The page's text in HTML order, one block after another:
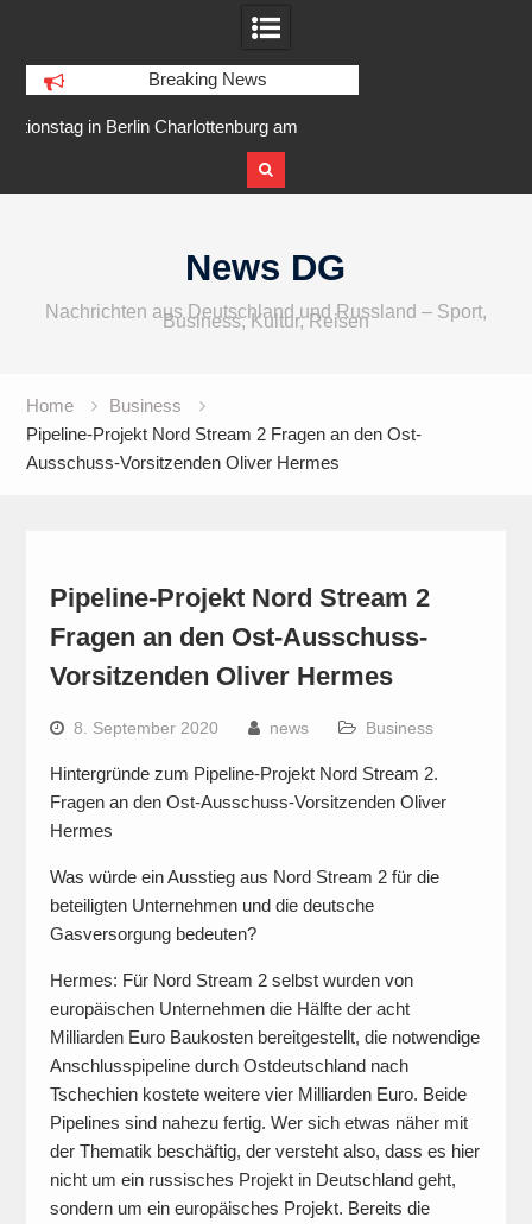
Breaking News
am
IFA 2026 Audio wird größer,
internationaler und vielfältiger
News DG
Nachrichten aus Deutschland und Russland – Sport,
Business, Kultur, Reisen
Home
Business
Pipeline-Projekt Nord Stream 2 Fragen an den Ost-
Ausschuss-Vorsitzenden Oliver Hermes
Pipeline-Projekt Nord Stream 2
Fragen an den Ost-Ausschuss-
Vorsitzenden Oliver Hermes
8. September 2020 news Business
Hintergründe zum Pipeline-Projekt Nord Stream 2.
Fragen an den Ost-Ausschuss-Vorsitzenden Oliver
Hermes
Was würde ein Ausstieg aus Nord Stream 2 für die
beteiligten Unternehmen und die deutsche
Gasversorgung bedeuten?
Hermes: Für Nord Stream 2 selbst wurden von
europäischen Unternehmen die Hälfte der acht
Milliarden Euro Baukosten bereitgestellt, die notwendige
Anschlusspipeline durch Ostdeutschland nach
Tschechien kostete weitere vier Milliarden Euro. Beide
Pipelines sind nahezu fertig. Wer sich etwas näher mit
der Thematik beschäftig, der versteht also, dass es hier
nicht um ein russisches Projekt in Deutschland geht,
sondern um ein europäisches Projekt. Bereits die